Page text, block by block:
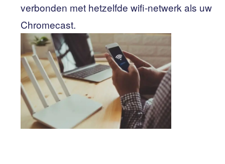
verbonden met hetzelfde wifi-netwerk als uw
Chromecast.